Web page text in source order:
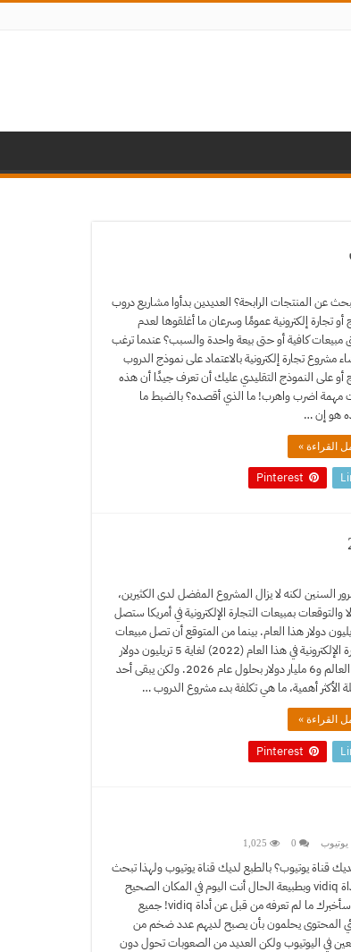
عن المنتجات الرابحة؟ العديدين بدأوا مشاريع دروب
أو تجارة إلكترونية عمومًا وسرعان ما أغلقوها لعدم
مبيعات كافية أو حتى بيعة واحدة والسبب؟ عندما ترغب
مشروع تجارة إلكترونية بالاعتماد على نموذج الدروب
أو على النموذج التقليدي عليك أن تعرف جيدًا أن هذه
مهمة اضرب واهرب! ما الذي أقصده؟ بالضبط ما
هو إن …
القراءة »
Pinterest
السنين لكنه لا يزال المشروع المفضل لدى الكثيرين،
والتوقعات بمبيعات التجارة الإلكترونية في أمريكا ستصل
تريليون دولار هذا العام. بينما من المتوقع أن تصل مبيعات
التجارة الإلكترونية في هذا العام (2022) لغاية 5 تريليون دولار
حول العالم و6 مليار دولار بحلول عام 2026. ولكن يبقى أحد
الأكثر أهمية، ما هي تكلفة بدء مشروع الدروب …
القراءة »
Pinterest
يوتيوب 0
1,025
قناة يوتيوب؟ بالطبع لديك قناة يوتيوب ولهذا تبحث
عن أداة vidiq وبطبيعة الحال أنت اليوم في المكان الصحيح
لأنني سأخبرك ما لم تعرفه من قبل عن أداة vidiq! جميع
المحتوى يحلمون بأن يصبح لديهم عدد ضخم من
في اليوتيوب ولكن العديد من الصعوبات تحول دون